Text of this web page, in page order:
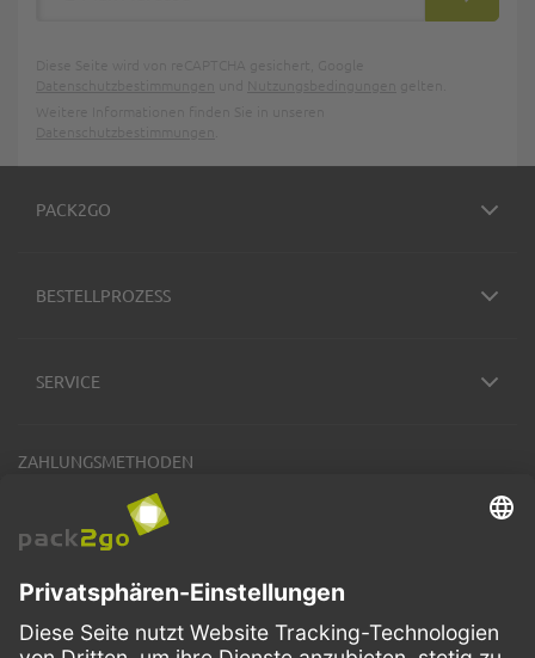
PACK2GO
BESTELLPROZESS
SERVICE
ZAHLUNGSMETHODEN
VERSANDARTEN